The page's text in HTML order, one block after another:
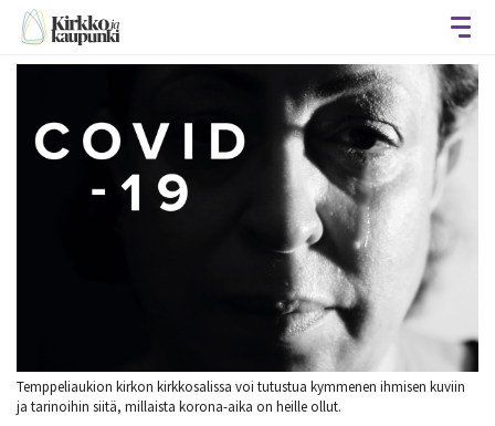
Temppeliaukion kirkon kirkkosalissa voi tutustua kymmenen ihmisen kuviin
ja tarinoihin siitä, millaista korona-aika on heille ollut.